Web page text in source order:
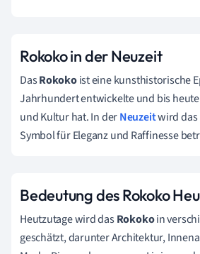
Rokoko in der Neuzeit
DasRokokoist eine kunsthistorische
Jahrhundert entwickelte und bis
und Kultur hat. In derNeuzeitwird das
Symbol für Eleganz und Raffinesse
Bedeutung des Rokoko
Heutzutage wird dasRokokoin
geschätzt, darunter Architektur,